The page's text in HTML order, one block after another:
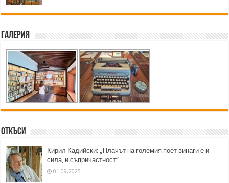
Галерия
Откъси
Кирил Кадийски: „Плачът на големия поет винаги е и
сила, и съпричастност“
01.09.2025